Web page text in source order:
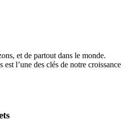
et de partout dans le monde.
est l’une des clés de notre croissance